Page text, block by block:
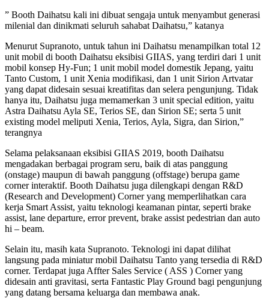
” Booth Daihatsu kali ini dibuat sengaja untuk menyambut generasi
milenial dan dinikmati seluruh sahabat Daihatsu,” katanya
Menurut Supranoto, untuk tahun ini Daihatsu menampilkan total 12
unit mobil di booth Daihatsu eksibisi GIIAS, yang terdiri dari 1 unit
mobil konsep Hy-Fun; 1 unit mobil model domestik Jepang, yaitu
Tanto Custom, 1 unit Xenia modifikasi, dan 1 unit Sirion Artvatar
yang dapat didesain sesuai kreatifitas dan selera pengunjung. Tidak
hanya itu, Daihatsu juga memamerkan 3 unit special edition, yaitu
Astra Daihatsu Ayla SE, Terios SE, dan Sirion SE; serta 5 unit
existing model meliputi Xenia, Terios, Ayla, Sigra, dan Sirion,”
terangnya
Selama pelaksanaan eksibisi GIIAS 2019, booth Daihatsu
mengadakan berbagai program seru, baik di atas panggung
(onstage) maupun di bawah panggung (offstage) berupa game
corner interaktif. Booth Daihatsu juga dilengkapi dengan R&D
(Research and Development) Corner yang memperlihatkan cara
kerja Smart Assist, yaitu teknologi keamanan pintar, seperti brake
assist, lane departure, error prevent, brake assist pedestrian dan auto
hi – beam.
Selain itu, masih kata Supranoto. Teknologi ini dapat dilihat
langsung pada miniatur mobil Daihatsu Tanto yang tersedia di R&D
corner. Terdapat juga Affter Sales Service ( ASS ) Corner yang
didesain anti gravitasi, serta Fantastic Play Ground bagi pengunjung
yang datang bersama keluarga dan membawa anak.